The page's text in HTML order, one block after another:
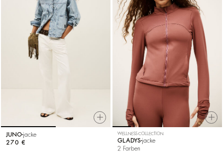
JUNO jacke
270 €
WELLNESS COLLECTION
GLADYS jacke
2 Farben